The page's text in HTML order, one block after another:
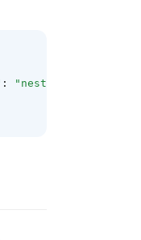
: "nested_value2"